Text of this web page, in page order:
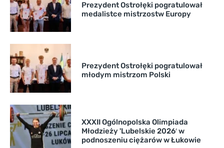
Prezydent Ostrołęki pogratulował
medalistce mistrzostw Europy
Prezydent Ostrołęki pogratulował
młodym mistrzom Polski
XXXII Ogólnopolska Olimpiada
Młodzieży 'Lubelskie 2026′ w
podnoszeniu ciężarów w Łukowie